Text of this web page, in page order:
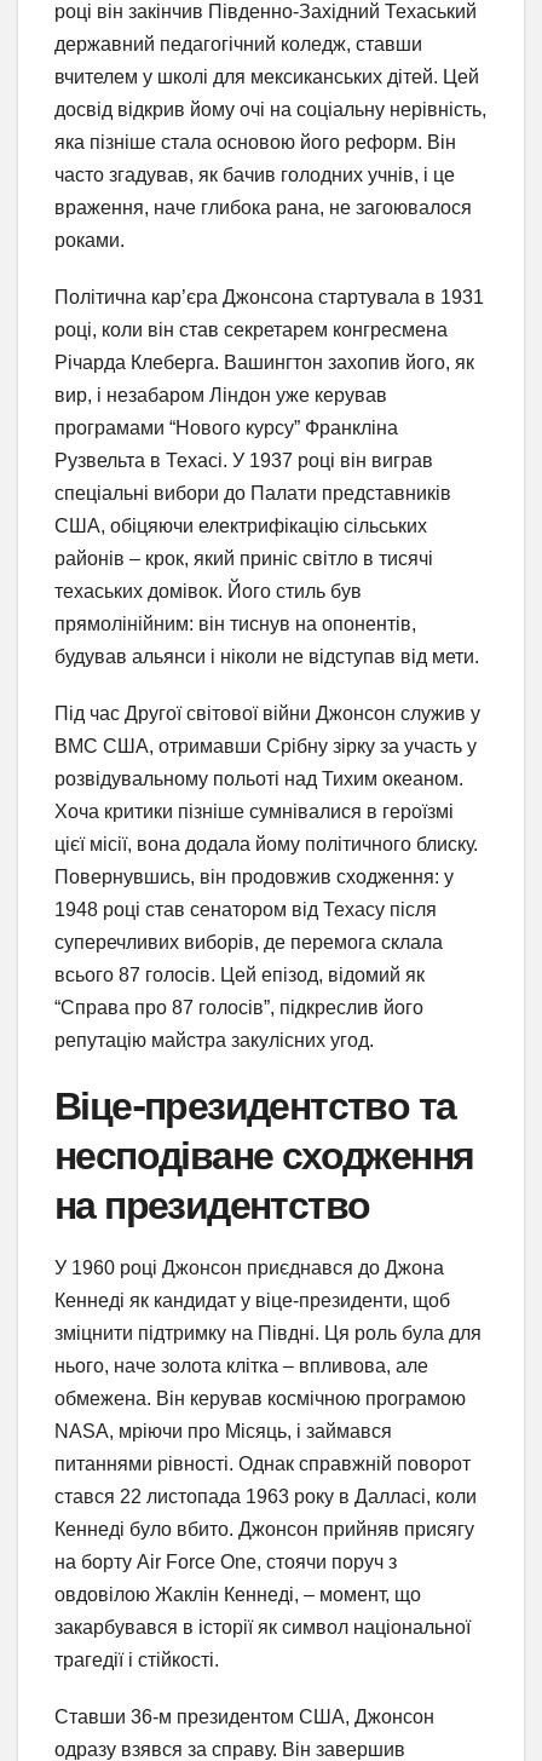
році він закінчив Південно-Західний Техаський
державний педагогічний коледж, ставши
вчителем у школі для мексиканських дітей. Цей
досвід відкрив йому очі на соціальну нерівність,
яка пізніше стала основою його реформ. Він
часто згадував, як бачив голодних учнів, і це
враження, наче глибока рана, не загоювалося
роками.
Політична кар’єра Джонсона стартувала в 1931
році, коли він став секретарем конгресмена
Річарда Клеберга. Вашингтон захопив його, як
вир, і незабаром Ліндон уже керував
програмами “Нового курсу” Франкліна
Рузвельта в Техасі. У 1937 році він виграв
спеціальні вибори до Палати представників
США, обіцяючи електрифікацію сільських
районів – крок, який приніс світло в тисячі
техаських домівок. Його стиль був
прямолінійним: він тиснув на опонентів,
будував альянси і ніколи не відступав від мети.
Під час Другої світової війни Джонсон служив у
ВМС США, отримавши Срібну зірку за участь у
розвідувальному польоті над Тихим океаном.
Хоча критики пізніше сумнівалися в героїзмі
цієї місії, вона додала йому політичного блиску.
Повернувшись, він продовжив сходження: у
1948 році став сенатором від Техасу після
суперечливих виборів, де перемога склала
всього 87 голосів. Цей епізод, відомий як
“Справа про 87 голосів”, підкреслив його
репутацію майстра закулісних угод.
Віце-президентство та
несподіване сходження
на президентство
У 1960 році Джонсон приєднався до Джона
Кеннеді як кандидат у віце-президенти, щоб
зміцнити підтримку на Півдні. Ця роль була для
нього, наче золота клітка – впливова, але
обмежена. Він керував космічною програмою
NASA, мріючи про Місяць, і займався
питаннями рівності. Однак справжній поворот
стався 22 листопада 1963 року в Далласі, коли
Кеннеді було вбито. Джонсон прийняв присягу
на борту Air Force One, стоячи поруч з
овдовілою Жаклін Кеннеді, – момент, що
закарбувався в історії як символ національної
трагедії і стійкості.
Ставши 36-м президентом США, Джонсон
одразу взявся за справу. Він завершив